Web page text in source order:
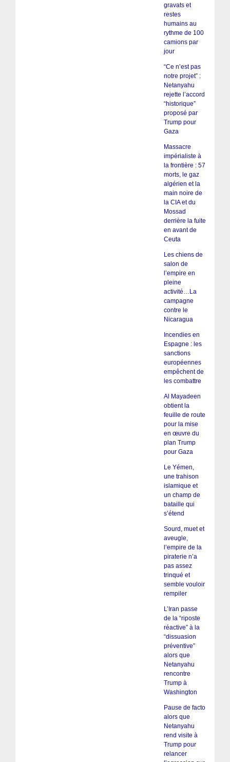
gravats et
restes
humains au
rythme de 100
camions par
jour
“Ce n’est pas
notre projet” :
Netanyahu
rejette l’accord
“historique”
proposé par
Trump pour
Gaza
Massacre
impérialiste à
la frontière : 57
morts, le gaz
algérien et la
main noire de
la CIA et du
Mossad
derrière la fuite
en avant de
Ceuta
Les chiens de
salon de
l’empire en
pleine
activité…La
campagne
contre le
Nicaragua
Incendies en
Espagne : les
sanctions
européennes
empêchent de
les combattre
Al Mayadeen
obtient la
feuille de route
pour la mise
en œuvre du
plan Trump
pour Gaza
Le Yémen,
une trahison
islamique et
un champ de
bataille qui
s’étend
Sourd, muet et
aveugle,
l’empire de la
piraterie n’a
pas assez
trinqué et
semble vouloir
rempiler
L’Iran passe
de la “riposte
réactive” à la
“dissuasion
préventive”
alors que
Netanyahu
rencontre
Trump à
Washington
Pause de facto
alors que
Netanyahu
rend visite à
Trump pour
relancer